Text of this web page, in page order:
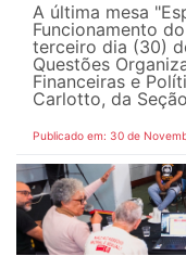
A última mesa
Funcionamento
terceiro dia (30)
Questões
Financeiras e
Carlotto, da
Publicado em: 30 de